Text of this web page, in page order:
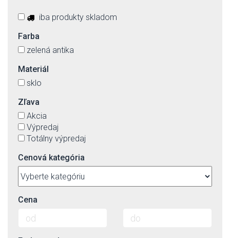
iba produkty skladom
Farba
zelená antika
Materiál
sklo
Zľava
Akcia
Výpredaj
Totálny výpredaj
Cenová kategória
Cena